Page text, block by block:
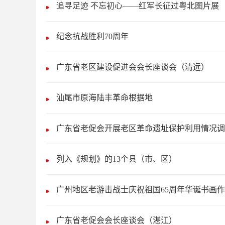
追寻足迹 不忘初心——红军长征过粤北图片展
纪念抗战胜利70周年
广东省老区建设促进会会长座谈会（清远）
汕尾市原海陆丰革命根据地
广东省老促会开展老区革命遗址保护利用情况
列入《规划》的13个县（市、区）
广州地区老游击战士庆祝祖国65周年华诞书画
广东省老促会会长座谈会（湛江）